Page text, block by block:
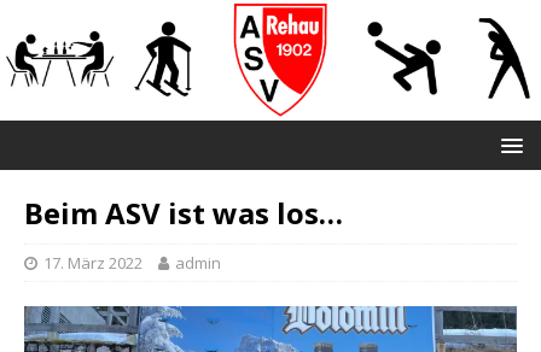
Beim ASV ist was los…
17. März 2022 admin